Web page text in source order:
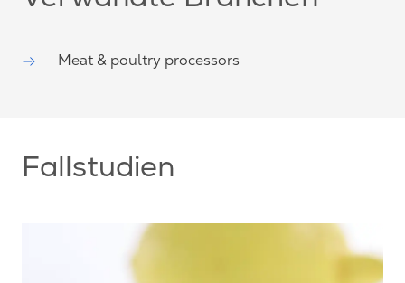
Meat & poultry processors
Fallstudien